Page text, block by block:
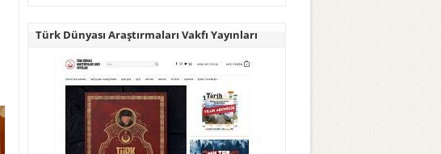
Türk Dünyası Araştırmaları Vakfı Yayınları